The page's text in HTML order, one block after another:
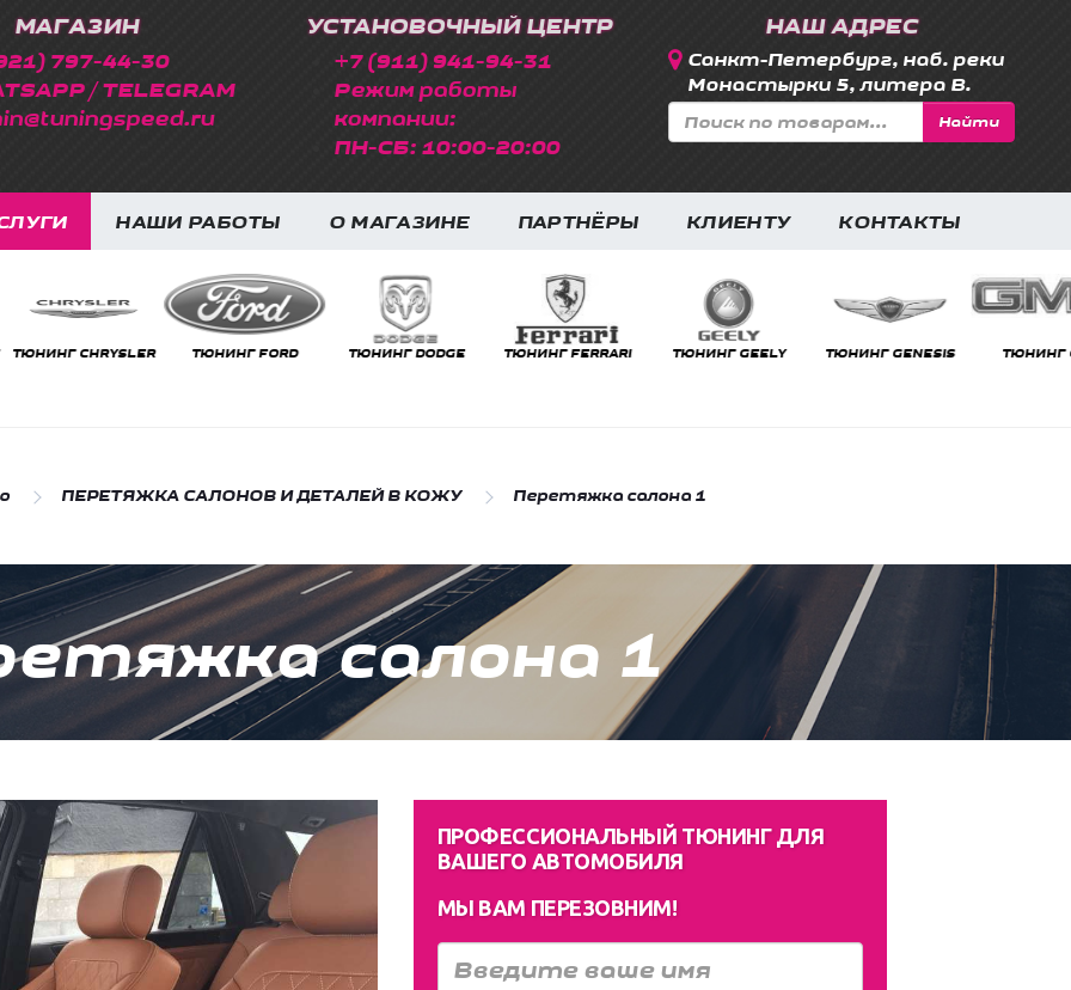
МАГАЗИН
797-44-30
/ TELEGRAM
УСТАНОВОЧНЫЙ ЦЕНТР
+7 (911) 941-94-31
Режим работы
компании:
ПН-СБ: 10:00-20:00
НАШ АДРЕС
Санкт-Петербург, наб. реки
Монастырки 5, литера В.
Найти
НАШИ РАБОТЫ О МАГАЗИНЕ ПАРТНЁРЫ КЛИЕНТУ КОНТАКТЫ
CHRYSLER ТЮНИНГ FORD ТЮНИНГ DODGE ТЮНИНГ FERRARI ТЮНИНГ GEELY ТЮНИНГ GENESIS ТЮНИНГ GMC
ПЕРЕТЯЖКА САЛОНОВ И ДЕТАЛЕЙ В КОЖУ Перетяжка салона 1
салона 1
ПРОФЕССИОНАЛЬНЫЙ ТЮНИНГ ДЛЯ
ВАШЕГО АВТОМОБИЛЯ
МЫ ВАМ ПЕРЕЗОВНИМ!